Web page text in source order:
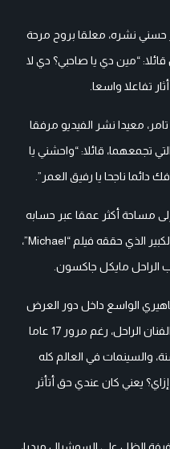
حسني نشره، معلقا بروح مرحة
“مين دي يا صاحبي؟ دي لا
تفاعلا واسعا.
معيدا نشر الفيديو مرفقا
تجمعهما، قائلا: “واحشني يا
ناجحا يا رفيق العمر”.
مساحة أكثر عمقا عبر حسابه
على “فيسبوك”، حيث تفاعل مع النجاح الكبير الذي حققه فيلم “Michael”،
الراحل مايكل جاكسون.
الواسع داخل دور العرض
العالمية، معبرا عن إعجابه الكبير بتجربة الفنان الراحل، رغم مرور 17 عاما
قائلا: “الراجل توفي من 17 سنة، والسينمات في العالم كله
يعني كان عندي حق أتأثر